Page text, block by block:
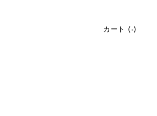
カート ( -)